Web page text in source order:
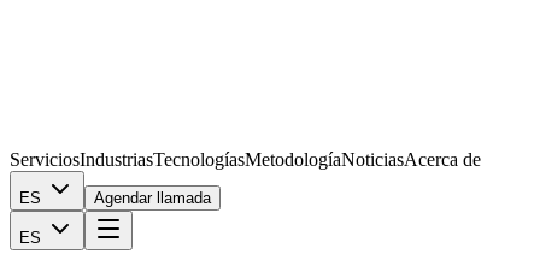
ServiciosIndustriasTecnologíasMetodologíaNoticiasAcerca de
ES Agendar llamada
ES